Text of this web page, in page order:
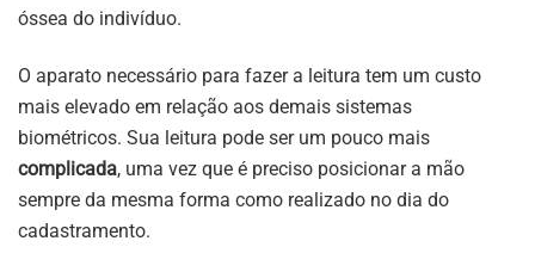
óssea do indivíduo.
O aparato necessário para fazer a leitura tem um custo
mais elevado em relação aos demais sistemas
biométricos. Sua leitura pode ser um pouco mais
complicada, uma vez que é preciso posicionar a mão
sempre da mesma forma como realizado no dia do
cadastramento.